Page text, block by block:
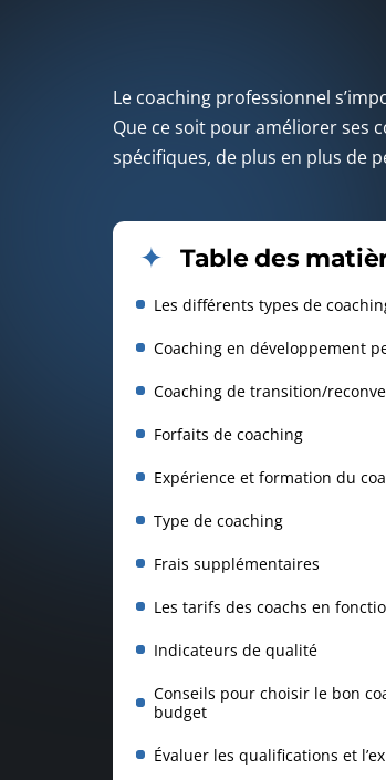
Le coaching professionnel
Que ce soit pour améliorer ses
spécifiques, de plus en plus de
Table des
Les différents types de
Coaching en développement
Coaching de transition/
Forfaits de coaching
Expérience et formation du
Type de coaching
Frais supplémentaires
Les tarifs des coachs en
Indicateurs de qualité
Conseils pour choisir le bon
budget
Évaluer les qualifications et